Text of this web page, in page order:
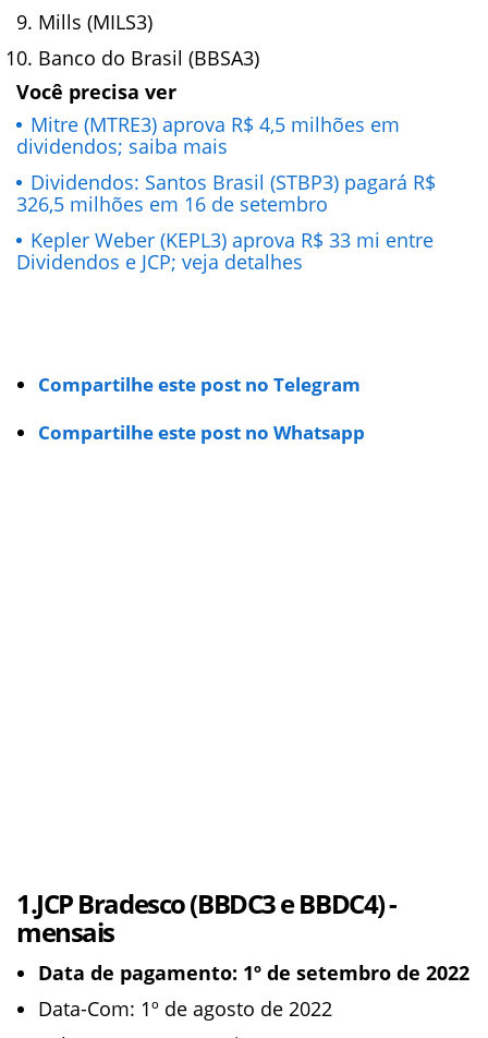
Mills (MILS3)
Banco do Brasil (BBSA3)
Você precisa ver
Mitre (MTRE3) aprova R$ 4,5 milhões em
dividendos; saiba mais
Dividendos: Santos Brasil (STBP3) pagará R$
326,5 milhões em 16 de setembro
Kepler Weber (KEPL3) aprova R$ 33 mi entre
Dividendos e JCP; veja detalhes
Compartilhe este post no Telegram
Compartilhe este post no Whatsapp
1.JCP Bradesco (BBDC3 e BBDC4) -
mensais
Data de pagamento: 1º de setembro de 2022
Data-Com: 1º de agosto de 2022